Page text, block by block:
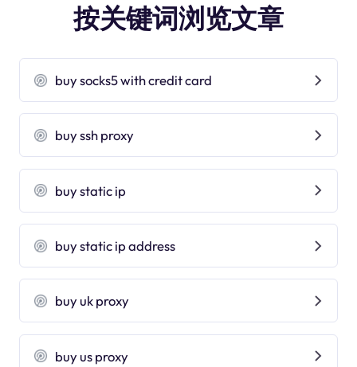
按关键词浏览文章
buy socks5 with credit card
buy ssh proxy
buy static ip
buy static ip address
buy uk proxy
buy us proxy